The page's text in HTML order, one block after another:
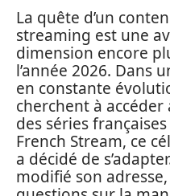
La quête d’un
streaming est une
dimension encore
l’année 2026. Dans
en constante
cherchent à
des séries
French Stream, ce
a décidé de
modifié son